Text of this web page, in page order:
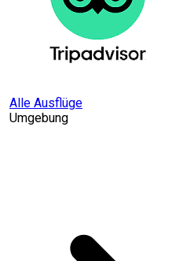
Alle Ausflüge
Umgebung